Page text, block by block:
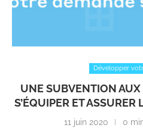
Développer
UNE SUBVENTION AUX
S’ÉQUIPER ET
11 juin 2020 0